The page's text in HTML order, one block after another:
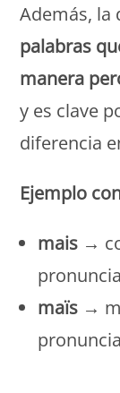
Además, la
palabras
manera
y es clave
diferencia
Ejemplo
mais →
maïs →